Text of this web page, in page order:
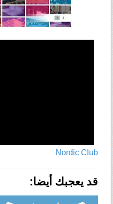
Nordic Club
قد يعجبك أيضا: